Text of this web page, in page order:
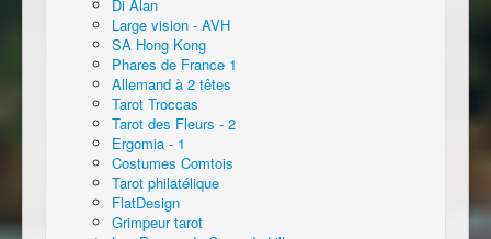
Di Alan
Large vision - AVH
SA Hong Kong
Phares de France 1
Allemand à 2 têtes
Tarot Troccas
Tarot des Fleurs - 2
Ergomia - 1
Costumes Comtois
Tarot philatélique
FlatDesign
Grimpeur tarot